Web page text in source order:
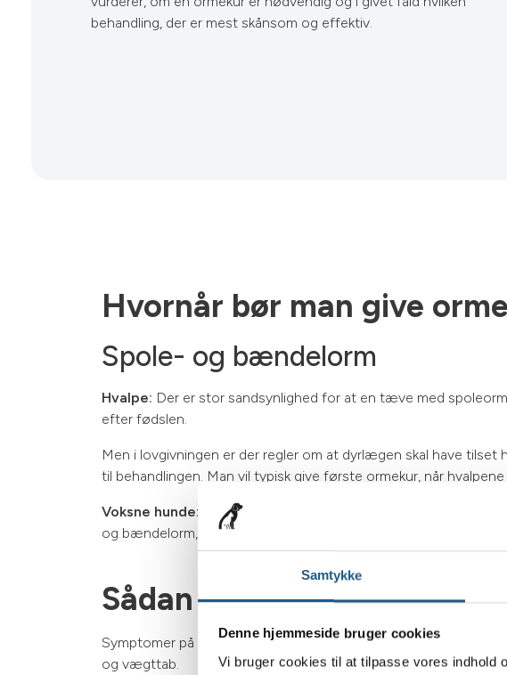
Samtykke
Denne hjemmeside bruger cookies
Vi bruger cookies til at tilpasse vores indhold
behandling, der er mest skånsom og effektiv.
Hvornår bør man give
Spole- og bændelorm
Hvalpe: Der er stor sandsynlighed for at en tæve med
efter fødslen.
Men i lovgivningen er der regler om at dyrlægen skal have
til behandlingen. Man vil typisk give første ormekur, når
Voksne hunde:
Man giver ikke rutinemæssigt ormekur til
og bændelorm, der er de mest almindelige orm hos vores hunde.
Sådan opdager du orm
Symptomer på spole- og bændelorm kan være vanskelige at
og vægttab.